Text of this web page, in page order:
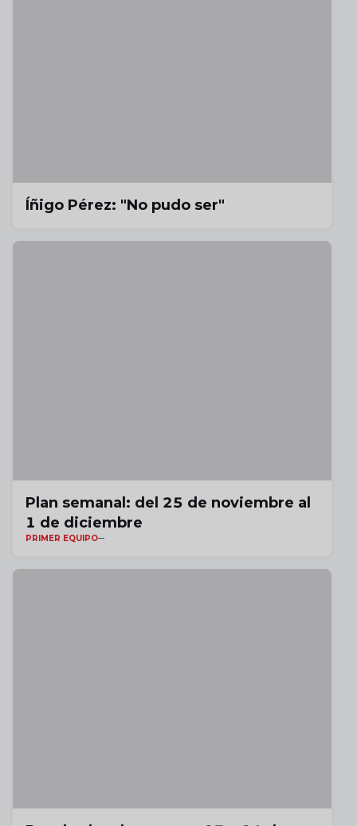
Íñigo Pérez: "No pudo ser"
Plan semanal: del 25 de noviembre al
1 de diciembre
PRIMER EQUIPO